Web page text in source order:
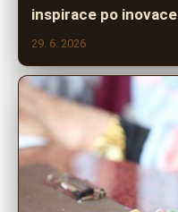
inspirace po inovace
29. 6. 2026